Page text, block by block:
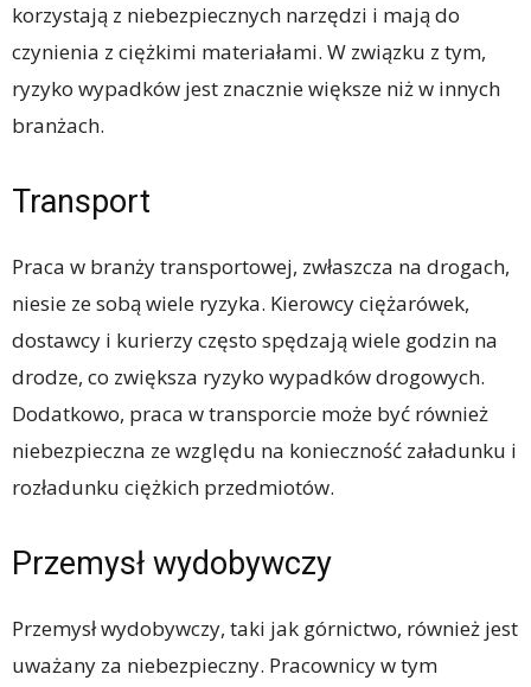
korzystają z niebezpiecznych narzędzi i mają do
czynienia z ciężkimi materiałami. W związku z tym,
ryzyko wypadków jest znacznie większe niż w innych
branżach.
Transport
Praca w branży transportowej, zwłaszcza na drogach,
niesie ze sobą wiele ryzyka. Kierowcy ciężarówek,
dostawcy i kurierzy często spędzają wiele godzin na
drodze, co zwiększa ryzyko wypadków drogowych.
Dodatkowo, praca w transporcie może być również
niebezpieczna ze względu na konieczność załadunku i
rozładunku ciężkich przedmiotów.
Przemysł wydobywczy
Przemysł wydobywczy, taki jak górnictwo, również jest
uważany za niebezpieczny. Pracownicy w tym